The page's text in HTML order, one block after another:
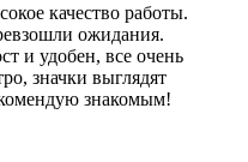
качество работы.
ожидания.
и удобен, все очень
значки выглядят
знакомым!